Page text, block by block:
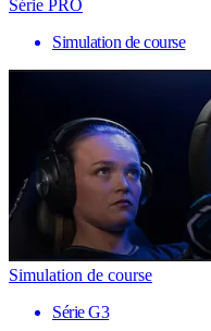
Série PRO
Simulation de course
Simulation de course
Série G3